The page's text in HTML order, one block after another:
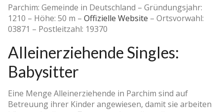
Parchim: Gemeinde in Deutschland – Gründungsjahr:
1210 – Höhe: 50 m – Offizielle Website – Ortsvorwahl:
03871 – Postleitzahl: 19370
Alleinerziehende Singles:
Babysitter
Eine Menge Alleinerziehende in Parchim sind auf
Betreuung ihrer Kinder angewiesen, damit sie arbeiten